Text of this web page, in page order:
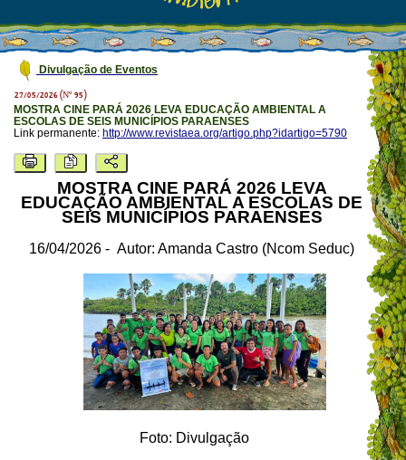
Divulgação de Eventos
27/05/2026 (Nº 95)
MOSTRA CINE PARÁ 2026 LEVA EDUCAÇÃO AMBIENTAL A
ESCOLAS DE SEIS MUNICÍPIOS PARAENSES
Link permanente: http://www.revistaea.org/artigo.php?idartigo=5790
MOSTRA CINE PARÁ 2026 LEVA
EDUCAÇÃO AMBIENTAL A ESCOLAS DE
SEIS MUNICÍPIOS PARAENSES
16/04/2026 - Autor: Amanda Castro (Ncom Seduc)
Foto: Divulgação